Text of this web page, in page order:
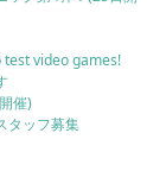
test video games!
催)
タッフ募集